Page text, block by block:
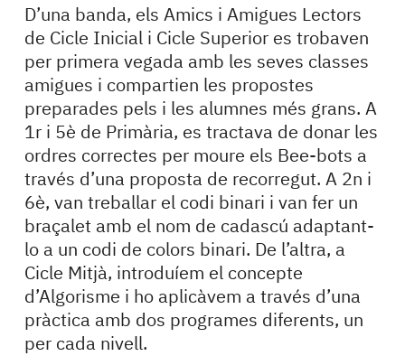
D’una banda, els Amics i Amigues Lectors
de Cicle Inicial i Cicle Superior es trobaven
per primera vegada amb les seves classes
amigues i compartien les propostes
preparades pels i les alumnes més grans. A
1r i 5è de Primària, es tractava de donar les
ordres correctes per moure els Bee-bots a
través d’una proposta de recorregut. A 2n i
6è, van treballar el codi binari i van fer un
braçalet amb el nom de cadascú adaptant-
lo a un codi de colors binari. De l’altra, a
Cicle Mitjà, introduíem el concepte
d’Algorisme i ho aplicàvem a través d’una
pràctica amb dos programes diferents, un
per cada nivell.